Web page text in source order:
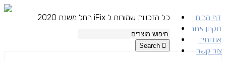
דף הבית
תקנון אתר
אודותינו
צור קשר
כל הזכויות שמורות ל iFix החל משנת 2020
Search